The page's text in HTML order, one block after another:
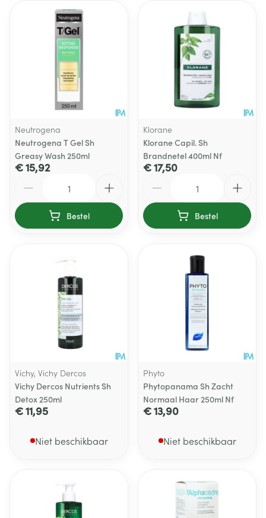
Neutrogena
Neutrogena T Gel Sh
Greasy Wash 250ml
€ 15,92
Bestel
Klorane
Klorane Capil. Sh
Brandnetel 400ml Nf
€ 17,50
Bestel
Vichy, Vichy Dercos
Vichy Dercos Nutrients Sh
Detox 250ml
€ 11,95
Niet beschikbaar
Phyto
Phytopanama Sh Zacht
Normaal Haar 250ml Nf
€ 13,90
Niet beschikbaar